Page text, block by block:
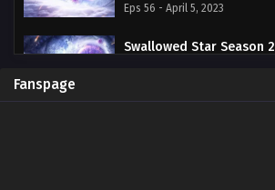
Eps 56 - April 5, 2023
Swallowed Star Season
Fanspage